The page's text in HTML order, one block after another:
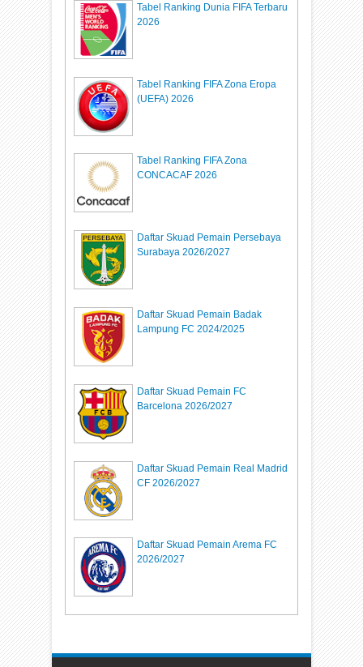
Tabel Ranking Dunia FIFA Terbaru
2026
Tabel Ranking FIFA Zona Eropa
(UEFA) 2026
Tabel Ranking FIFA Zona
CONCACAF 2026
Daftar Skuad Pemain Persebaya
Surabaya 2026/2027
Daftar Skuad Pemain Badak
Lampung FC 2024/2025
Daftar Skuad Pemain FC
Barcelona 2026/2027
Daftar Skuad Pemain Real Madrid
CF 2026/2027
Daftar Skuad Pemain Arema FC
2026/2027